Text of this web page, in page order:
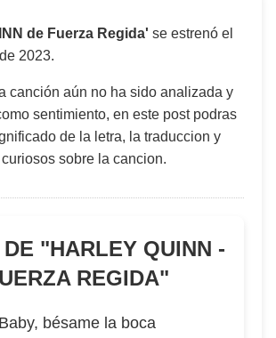
de Fuerza Regida' se estrenó el
2023.
canción aún no ha sido analizada y
sentimiento, en este post podras
de la letra, la traduccion y
sobre la cancion.
"HARLEY QUINN -
REGIDA"
Baby, bésame la boca